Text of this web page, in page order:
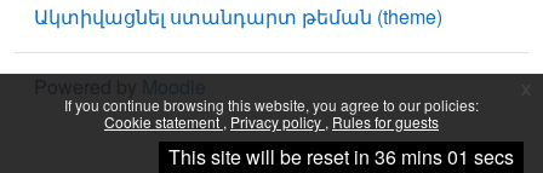
If you continue browsing this website, you agree to our policies:
Cookie statement Privacy policy Rules for guests
Continue
Ակտիվացնել ստանդարտ թեման (theme)
Moodle
This site will be reset in 36 mins 01 secs